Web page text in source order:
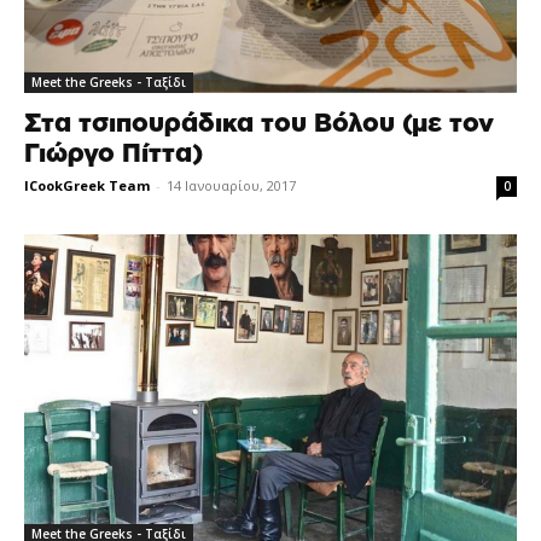
Meet the Greeks - Ταξίδι
Στα τσιπουράδικα του Βόλου (με τον
Γιώργο Πίττα)
ICookGreek Team - 14 Ιανουαρίου, 2017 0
Meet the Greeks - Ταξίδι